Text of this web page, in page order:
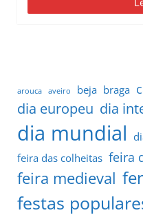
arouca aveiro beja braga
dia europeu dia
dia mundial
feira das colheitas feira
feira medieval
festas